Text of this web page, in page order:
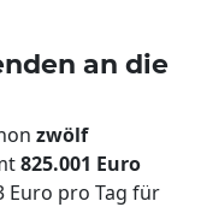
an die
zwölf
825.001 Euro
Euro pro Tag für